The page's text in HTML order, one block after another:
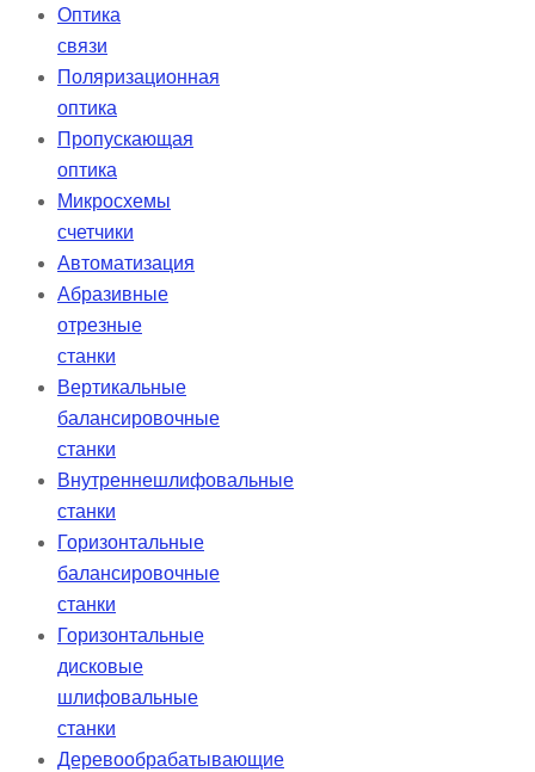
Оптика
связи
Поляризационная
оптика
Пропускающая
оптика
Микросхемы
счетчики
Автоматизация
Абразивные
отрезные
станки
Вертикальные
балансировочные
станки
Внутреннешлифовальные
станки
Горизонтальные
балансировочные
станки
Горизонтальные
дисковые
шлифовальные
станки
Деревообрабатывающие